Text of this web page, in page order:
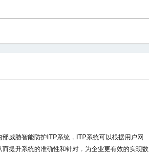
威胁智能防护ITP系统，ITP系统可以根据用户网
提升系统的准确性和针对，为企业更有效的实现数